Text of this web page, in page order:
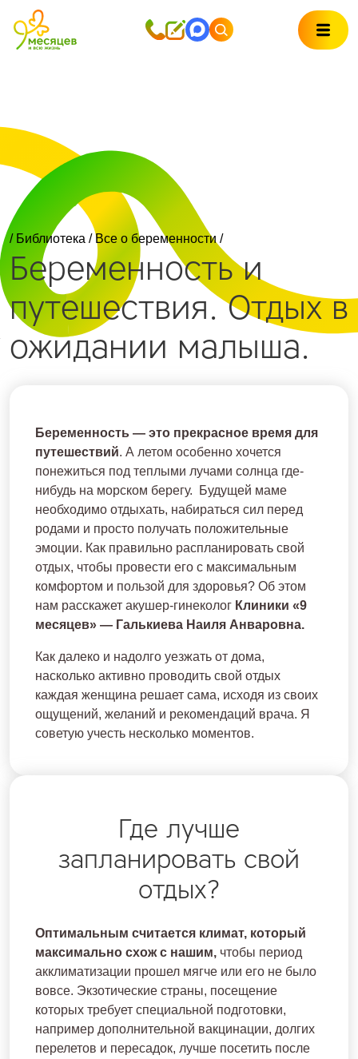
/ Библиотека /Все о беременности /
Беременность и
путешествия. Отдых в
ожидании малыша.
Беременность — это прекрасное время для
путешествий. А летом особенно хочется
понежиться под теплыми лучами солнца где-
нибудь на морском берегу. Будущей маме
необходимо отдыхать, набираться сил перед
родами и просто получать положительные
эмоции. Как правильно распланировать свой
отдых, чтобы провести его с максимальным
комфортом и пользой для здоровья? Об этом
нам расскажет акушер-гинеколог Клиники «9
месяцев» — Галькиева Наиля Анваровна.
Как далеко и надолго уезжать от дома,
насколько активно проводить свой отдых
каждая женщина решает сама, исходя из своих
ощущений, желаний и рекомендаций врача. Я
советую учесть несколько моментов.
Где лучше
запланировать свой
отдых?
Оптимальным считается климат, который
максимально схож с нашим, чтобы период
акклиматизации прошел мягче или его не было
вовсе. Экзотические страны, посещение
которых требует специальной подготовки,
например дополнительной вакцинации, долгих
перелетов и пересадок, лучше посетить после